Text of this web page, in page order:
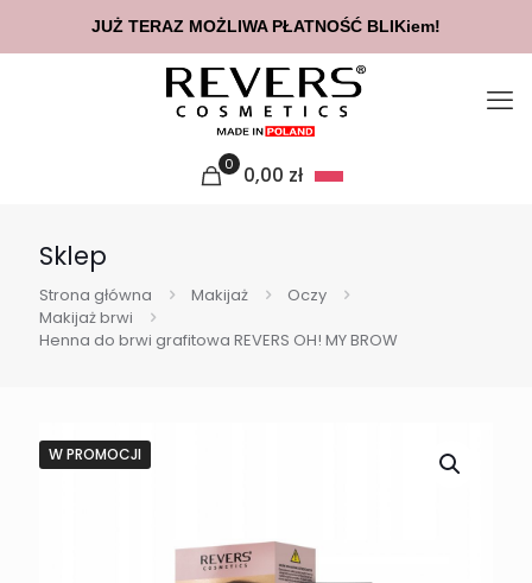
0 0,00 zł
Sklep
Strona główna Makijaż
Oczy
Makijaż brwi
Henna do brwi grafitowa REVERS OH! MY BROW
W PROMOCJI
JUŻ TERAZ MOŻLIWA PŁATNOŚĆ BLIKiem!